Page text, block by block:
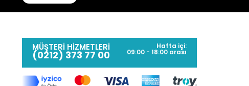
MÜŞTERİ HİZMETLERİ
(0212) 373 77 00
Hafta içi:
09:00 - 18:00 arası